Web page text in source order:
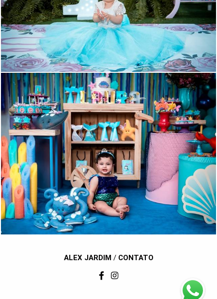
1928 220
1029 129
ALEX JARDIM/ CONTATO